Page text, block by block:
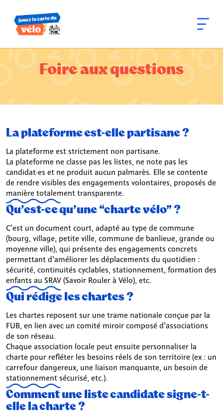
Foire aux questions
La plateforme est-elle partisane ?
La plateforme est strictement non partisane.
La plateforme ne classe pas les listes, ne note pas les
candidat·es et ne produit aucun palmarès. Elle se contente
de rendre visibles des engagements volontaires, proposés de
manière totalement transparente.
Qu’est-ce qu’une “charte vélo” ?
C’est un document court, adapté au type de commune
(bourg, village, petite ville, commune de banlieue, grande ou
moyenne ville), qui présente des engagements concrets
permettant d’améliorer les déplacements du quotidien :
sécurité, continuités cyclables, stationnement, formation des
enfants au SRAV (Savoir Rouler à Vélo), etc.
Qui rédige les chartes ?
Les chartes reposent sur une trame nationale conçue par la
FUB, en lien avec un comité miroir composé d’associations
de son réseau.
Chaque association locale peut ensuite personnaliser la
charte pour refléter les besoins réels de son territoire (ex : un
carrefour dangereux, une liaison manquante, un besoin de
stationnement sécurisé, etc.).
Comment une liste candidate signe-t-
elle la charte ?